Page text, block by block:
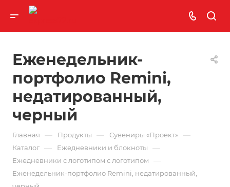
Еженедельник-
портфолио Remini,
недатированный,
черный
Главная — Продукты — Сувениры «Проект» —
Каталог — Ежедневники и блокноты —
Ежедневники с логотипом с логотипом —
Еженедельник-портфолио Remini, недатированный,